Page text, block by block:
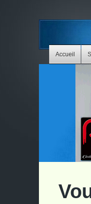
Accueil